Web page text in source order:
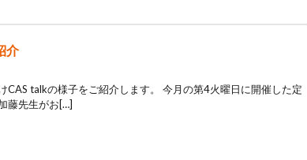
介
CAS talkの様子をご紹介します。 今月の第4火曜日に開催した定
藤先生がお[…]